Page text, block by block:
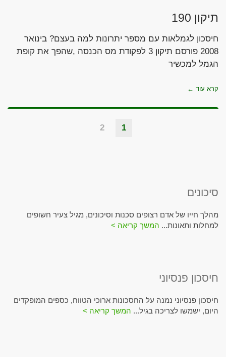
תיקון 190
חיסכון לגמלאות עם מספר יתרונות למה בעצם? בינואר
2008 פורסם תיקון 3 לפקודת מס הכנסה ,שהפך את קופת
הגמל למכשיר
קרא עוד ←
1
2
סיכונים
מהלך חייו של אדם רצופים סכנות וסיכונים, מגיל צעיר חשופים
למחלות ותאונות... המשך קריאה >
חיסכון פנסיוני
חיסכון פנסיוני נמנה על החסכונות ארוכי הטווח, כספים המופקדים
היום, ישמשו לצריכה בגיל... המשך קריאה >